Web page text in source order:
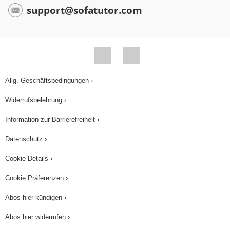
positiv sind, haben die Exponentialfunktionen
Funktionsgraphen „zwei hoch x“ an der y-Achse
spiegeln, erhalten wir den Graphen der Funktion
„ein Halb hoch x“. Und wenn wir den
y-Achse spiegeln, erhalten wir den Graphen von
„drei hoch x“. Man kann also allgemein sagen,
Spiegelung an der y-Achse auseinander
hervorgehen. Statt „eins durch a hoch x“ kann
support@sofatutor.com
Allg. Geschäftsbedingungen ›
Widerrufsbelehrung ›
Information zur Barrierefreiheit ›
Datenschutz ›
Cookie Details ›
Cookie Präferenzen ›
Abos hier kündigen ›
Abos hier widerrufen ›